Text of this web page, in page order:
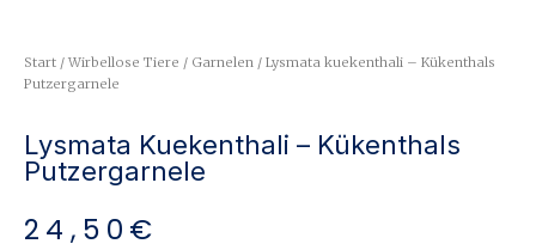
Start / Wirbellose Tiere / Garnelen / Lysmata kuekenthali – Kükenthals
Putzergarnele
Lysmata Kuekenthali – Kükenthals
Putzergarnele
24,50 €